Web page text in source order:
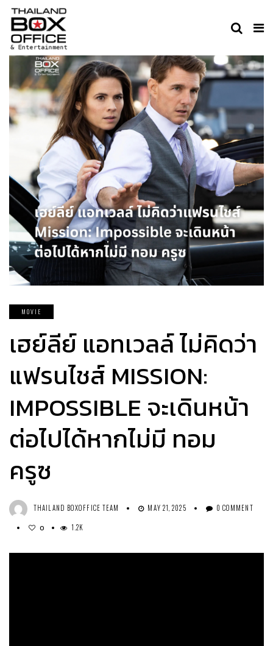
MOVIE
เฮย์ลีย์ แอทเวลล์ ไม่คิดว่า
แฟรนไชส์ MISSION:
IMPOSSIBLE จะเดินหน้า
ต่อไปได้หากไม่มี ทอม
ครูซ
THAILAND BOXOFFICE TEAM MAY 21, 2025 0 COMMENT
0 1.2K